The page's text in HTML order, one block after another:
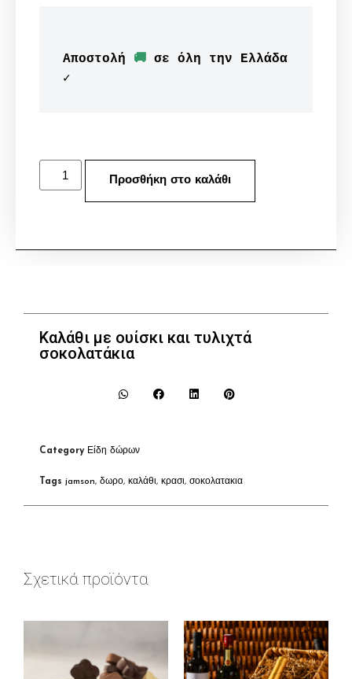
Αποστολή 🚚 σε όλη την Ελλάδα
Προσθήκη στο καλάθι
Καλάθι με ουίσκι και τυλιχτά
σοκολατάκια
Category Είδη δώρων
Tags jamson, δωρο, καλάθι, κρασι, σοκολατακια
Σχετικά προϊόντα